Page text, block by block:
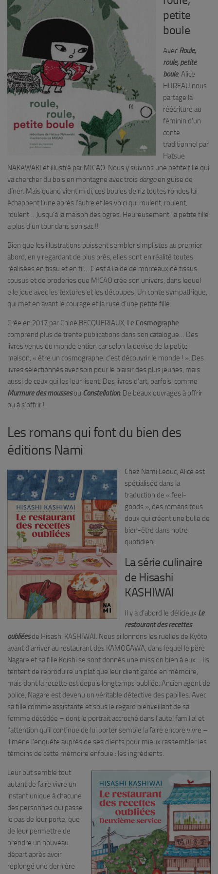
petite
boule
Avec Roule,
roule, petite
boule, Alice
HUREAU nous
partage la
réécriture au
féminin d’un
conte
traditionnel par
Hatsue
NAKAWAKI et illustré par MICAO. Nous y suivons une petite fille qui
va chercher du bois en montagne avec trois dangoen guise de
dîner. Mais quand vient midi, ces boules de riz toutes rondes lui
échappent l’une après l’autre et les voici qui roulent, roulent,
roulent… Jusqu’à la maison des ogres. Heureusement, la petite fille
a plus d’un tour dans son sac !!
Bien que les illustrations puissent sembler simplistes au premier
abord, en y regardant de plus près, elles sont en réalité toutes
réalisées en tissu et en fil… C’est à l’aide de morceaux de tissus
cousus et de broderies que MICAO crée son univers, dans lequel
elle joue avec les textures et les découpes. Un conte sympathique,
qui met en avant le courage et la ruse d’une petite fille.
Crée en 2017 par Chloé BECQUERIAUX, Le Cosmographe
comprend plus de trente publications dans son catalogue… Des
livres venus du monde entier, car selon la devise de la petite
maison, « être un cosmographe, c’est découvrir le monde ! ». Des
livres sélectionnés avec soin pour le plaisir des plus jeunes, mais
aussi de ceux qui les leur lisent. Des livres d’art, parfois, comme
Murmure des moussesou Constellation. De beaux ouvrages à offrir
ou à s’offrir !
Les romans qui font du bien des
éditions Nami
Chez Nami Leduc, Alice est
spécialisée dans la
traduction de « feel-
goods », des romans tous
doux qui créent une bulle de
bien-être dans notre
quotidien.
La série culinaire
de Hisashi
KASHIWAI
Il y a d’abord le délicieux Le
restaurant des recettes
oubliéesde Hisashi KASHIWAI. Nous sillonnons les ruelles de Kyôto
avant d’arriver au restaurant des KAMOGAWA, dans lequel le père
Nagare et sa fille Koishi se sont donnés une mission bien à eux… Ils
tentent de reproduire un plat que leur client garde en mémoire,
mais dont la recette est depuis longtemps oubliée. Ancien agent de
police, Nagare est devenu un véritable détective des papilles. Avec
sa fille comme assistante et sous le regard bienveillant de sa
femme décédée – dont le portrait accroché dans l’autel familial et
l’attention qu’il continue de lui porter semble la faire encore vivre –
il mène l’enquête auprès de ses clients pour mieux rassembler les
témoins de cette mémoire enfouie : les ingrédients.
Leur but semble tout
autant de faire vivre un
instant unique à chacune
des personnes qui passe
le pas de leur porte, que
de leur permettre de
prendre un nouveau
départ après avoir
replongé une dernière